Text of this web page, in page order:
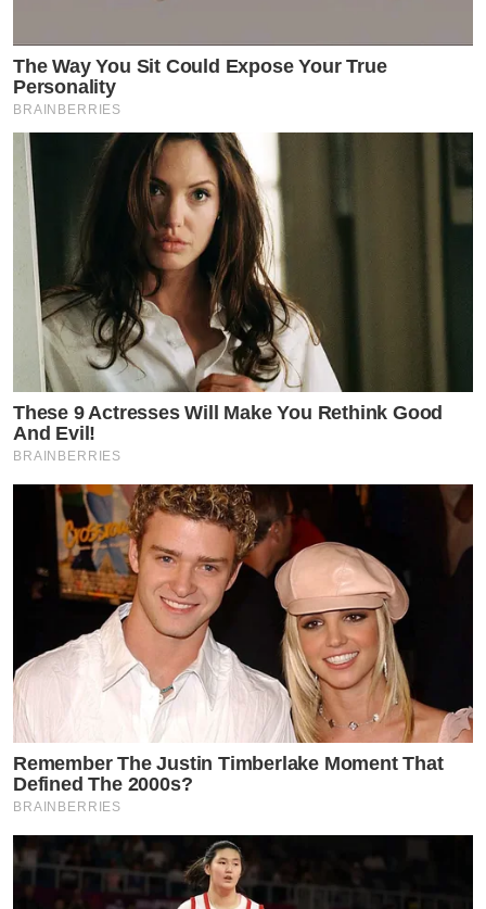
The Way You Sit Could Expose Your True
Personality
BRAINBERRIES
These 9 Actresses Will Make You Rethink Good
And Evil!
BRAINBERRIES
Remember The Justin Timberlake Moment That
Defined The 2000s?
BRAINBERRIES